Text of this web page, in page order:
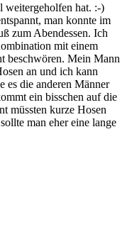
weitergeholfen hat. :-)
man konnte im
zum Abendessen. Ich
mit einem
beschwören. Mein Mann
an und ich kann
es die anderen Männer
ein bisschen auf die
müssten kurze Hosen
man eher eine lange